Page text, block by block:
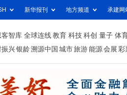
新华报刊 地方频道 承建网
客智库 全球连线 教育 科技 科创 量子 体
振兴银龄溯源中国 城市旅游 能源 会展 彩